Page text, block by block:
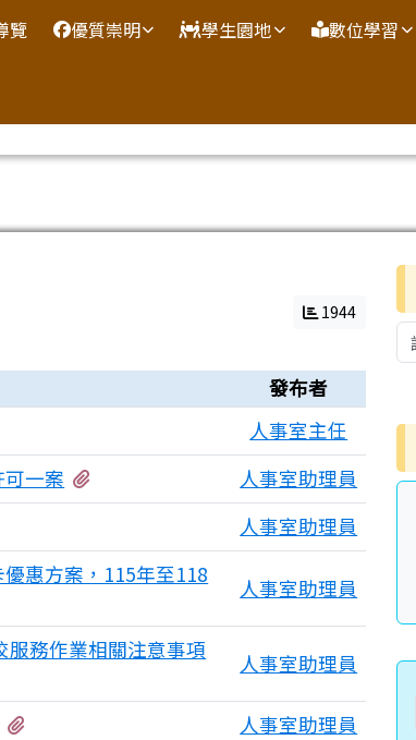
覽 優質崇明 學生園地 數位學習
1944
發布者
人事室主任
一案 人事室助理員
人事室助理員
惠方案，115年至118
人事室助理員
服務作業相關注意事項
人事室助理員
人事室助理員